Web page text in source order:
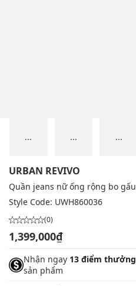
... ... ...
URBAN REVIVO
Quần jeans nữ ống rộng bo gấu
Style Code: UWH860036
(0)
1,399,000₫
Nhận ngay 13 điểm thưởng
sản phẩm